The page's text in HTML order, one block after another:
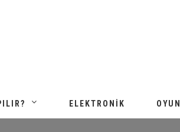
ELEKTRONIK OYUN